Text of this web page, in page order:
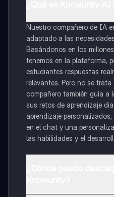
Nuestro compañero de IA
adaptado a las
Basándonos en los
tenemos en la plataforma,
estudiantes respuestas
relevantes. Pero no se
compañero también guía a
sus retos de aprendizaje
aprendizaje
en el chat y una
las habilidades y el